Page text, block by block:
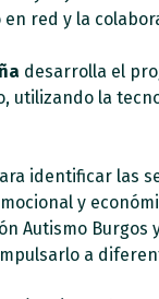
red y la
desarrolla el
la
identificar las
y
Autismo
a